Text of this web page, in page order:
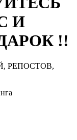
И
!!
РЕПОСТОВ,